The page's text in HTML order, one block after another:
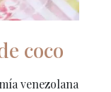
coco
venezolana